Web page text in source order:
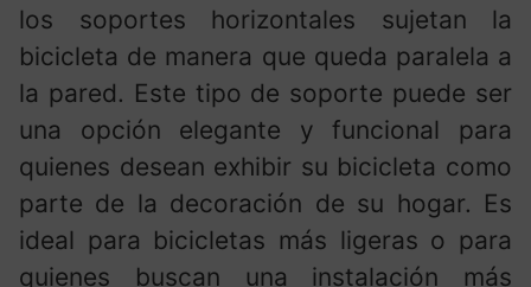
los soportes horizontales sujetan la
bicicleta de manera que queda paralela a
la pared. Este tipo de soporte puede ser
una opción elegante y funcional para
quienes desean exhibir su bicicleta como
parte de la decoración de su hogar. Es
ideal para bicicletas más ligeras o para
quienes buscan una instalación más